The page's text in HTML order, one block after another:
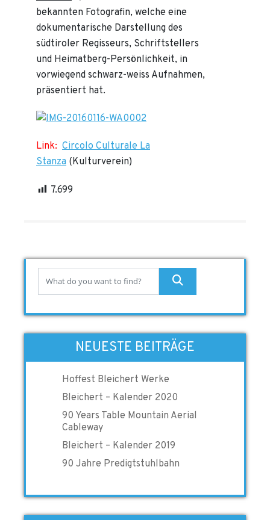
bekannten Fotografin, welche eine
dokumentarische Darstellung des
südtiroler Regisseurs, Schriftstellers
und Heimatberg-Persönlichkeit, in
vorwiegend schwarz-weiss Aufnahmen,
präsentiert hat.
Link: Circolo Culturale La
Stanza (Kulturverein)
7.699
NEUESTE BEITRÄGE
Hoffest Bleichert Werke
Bleichert – Kalender 2020
90 Years Table Mountain Aerial
Cableway
Bleichert – Kalender 2019
90 Jahre Predigtstuhlbahn